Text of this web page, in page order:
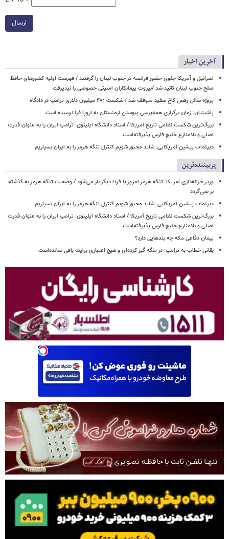
ارسال
آخرین اخبار
اسرائیل و آمریکا جلوی حضور فرانسه در جنوب لبنان را گرفتند / فهرست اولیه کشورهای حافظ
صلح جنوب لبنان تائید شد /بیروت پیمانکاران امنیتی خصوصی را نپذیرفت
پروژه سالن رقص کاخ سفید متوقف شد / شکست ۴۰۰ میلیون دلاری ترامپ در دادگاه
پاشینیان: زمان برگزاری همه‌پرسی پیوستن ارمنستان به اروپا فرا نرسیده است
بزرگ‌ترین شکست نظامی تاریخ آمریکا / استاد دانشگاه ایلینوی: ترامپ ایران را به عنوان قدرت
اصلی و بلامنازع خلیج فارس پذیرفته‌است
دیپلمات پیشین آمریکایی: شاید مجبور شویم کنترل تنگه هرمز را به ایران بسپاریم
پربیننده‌ترین
وزیر خزانه‌داری آمریکا: تنگه هرمز امروز یا فردا دیگر باز می‌شود / وضعیت تنگه هرمز به گذشته
بر نمی‌گردد
دیپلمات پیشین آمریکایی: شاید مجبور شویم کنترل تنگه هرمز را به ایران بسپاریم
بزرگ‌ترین شکست نظامی تاریخ آمریکا / استاد دانشگاه ایلینوی: ترامپ ایران را به عنوان قدرت
اصلی و بلامنازع خلیج فارس پذیرفته‌است
پیمان دفاعی مکه چه بندهایی دارد؟
بقائی خطاب به ترامپ: در تنگه گیر کرده‌ای و هیچ اعتباری برایت باقی نمانده‌است